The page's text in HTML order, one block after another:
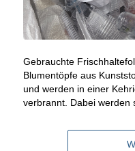
Gebrauchte
Blumentöpfe aus
und werden in einer
verbrannt. Dabei werden